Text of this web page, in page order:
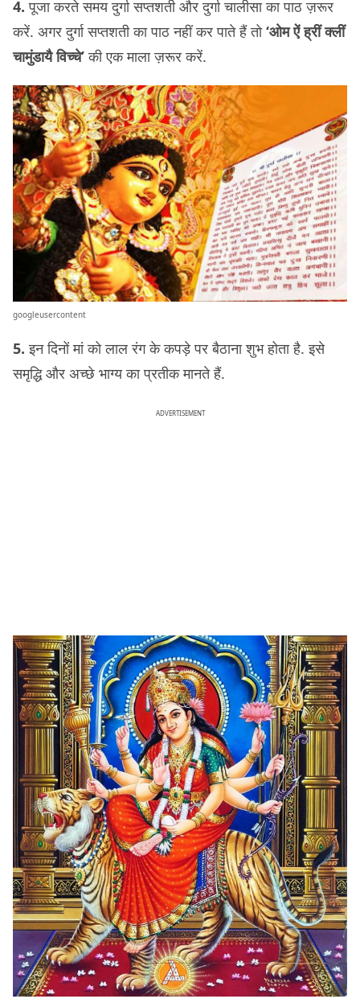
4. पूजा करते समय दुर्गा सप्‍तशती और दुर्गा चालीसा का पाठ ज़रूर
करें. अगर दुर्गा सप्तशती का पाठ नहीं कर पाते हैं तो‘ओम ऐं ह्रीं क्लीं
चामुंडायै विच्चे’की एक माला ज़रूर करें.
googleusercontent
5.इन दिनों मां को लाल रंग के कपड़े पर बैठाना शुभ होता है. इसे
समृद्धि और अच्छे भाग्य का प्रतीक मानते हैं.
ADVERTISEMENT